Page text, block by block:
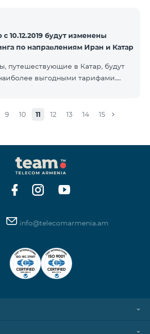
10.12.2019 будут изменены
по направлениям Иран и Катар
путешествующие в Катар, будут
выгодными тарифами.
звонков - 500 драм,
звонков 1700 драм.
МБ для абонентов постоплатной
50 драм, а для предоплатных
первой попытке пользования
9 10 11 12 13 14 15
info@telecomarmenia.am